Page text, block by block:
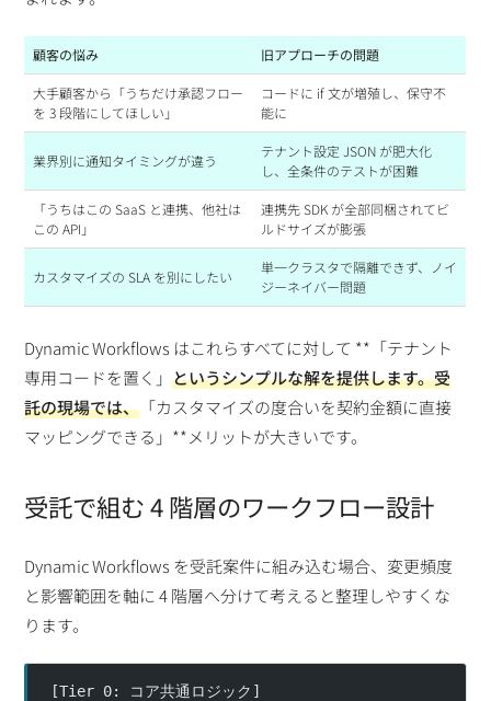
顧客の悩み 旧アプローチの問題
大手顧客から「うちだけ承認フロー
を 3 段階にしてほしい」
コードに if 文が増殖し、保守不
能に
業界別に通知タイミングが違う
テナント設定 JSON が肥大化
し、全条件のテストが困難
「うちはこの SaaS と連携、他社は
この API」
連携先 SDK が全部同梱されてビ
ルドサイズが膨張
カスタマイズの SLA を別にしたい
単一クラスタで隔離できず、ノイ
ジーネイバー問題
Dynamic Workflows はこれらすべてに対して **「テナント
専用コードを置く」というシンプルな解を提供します。受
託の現場では、 「カスタマイズの度合いを契約金額に直接
マッピングできる」**メリットが大きいです。
受託で組む 4 階層のワークフロー設計
Dynamic Workflows を受託案件に組み込む場合、変更頻度
と影響範囲を軸に 4 階層へ分けて考えると整理しやすくな
ります。
[Tier 0: コア共通ロジック]